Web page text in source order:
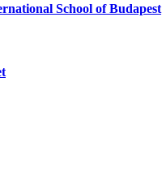
School of Budapest